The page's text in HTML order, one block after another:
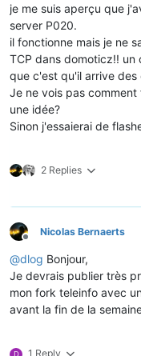
je me suis aperçu que
server P020.
il fonctionne mais je ne
TCP dans domoticz!!
que c'est qu'il arrive des
Je ne vois pas
une idée?
Sinon j'essaierai de
2 Replies
Offline
Nicolas Bernaerts
@dlog Bonjour,
Je devrais publier très
mon fork teleinfo avec
avant la fin de la
D 1 Reply